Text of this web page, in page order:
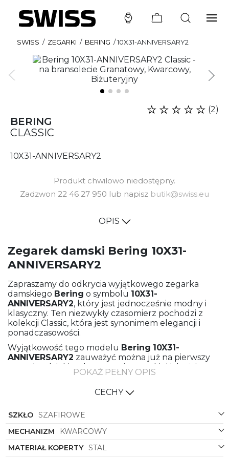
SWISS / ZEGARKI / BERING /10X31-ANNIVERSARY2
BERING
CLASSIC
(2)
10X31-ANNIVERSARY2
Produkt chwilowo niedostępny.
Zadzwon 22 46 27 950 lub napisz butik@swiss.eu
OPIS
Zegarek damski Bering 10X31-
ANNIVERSARY2
Zapraszamy do odkrycia wyjątkowego zegarka
damskiego Bering o symbolu 10X31-
ANNIVERSARY2, który jest jednocześnie modny i
klasyczny. Ten niezwykły czasomierz pochodzi z
kolekcji Classic, która jest synonimem elegancji i
ponadczasowości.
Wyjątkowość tego modelu Bering 10X31-
ANNIVERSARY2 zauważyć można już na pierwszy
rzut oka, dzięki wykorzystaniu wysokiej jakości
materiałów takich jak stal, zarówno w kopercie, jak i
bransolecie meshowej. Stal to gwarancja trwałości i
solidności, co sprawia, że ten zegarek będzie
Koperta tego zegarka ma kształt okrągły, który jest
ponadczasowy i pasuje do każdej stylizacji. Kolor
koperty to elegancki srebrny, który dodaje całości
subtelności i klasy. Natomiast bransoleta meshowa
POKAŻ PEŁNY OPIS
CECHY
SZKŁO SZAFIROWE
MECHANIZM
KWARCOWY
MATERIAŁ KOPERTY STAL